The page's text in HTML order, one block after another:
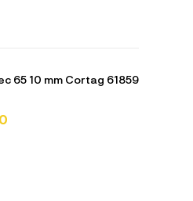
65 10 mm Cortag 61859